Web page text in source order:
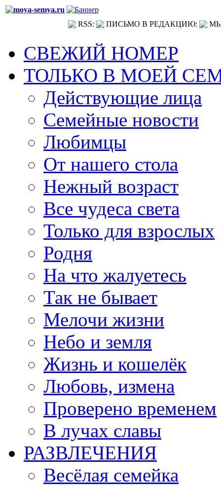
RSS: ПИСЬМО В РЕДАКЦИЮ:
СВЕЖИЙ НОМЕР
ТОЛЬКО В МОЕЙ
Действующие лица
Семейные новости
Любимцы
От нашего стола
Нежный возраст
Все чудеса света
Только для взрослых
Родня
На что жалуетесь
Так не бывает
Мелочи жизни
Небо и земля
Жизнь и кошелёк
Любовь, измена
Проверено временем
В лучах славы
РАЗВЛЕЧЕНИЯ
Весёлая семейка